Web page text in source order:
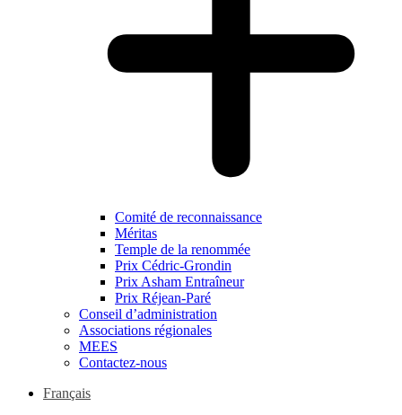
Comité de reconnaissance
Méritas
Temple de la renommée
Prix Cédric-Grondin
Prix Asham Entraîneur
Prix Réjean-Paré
Conseil d’administration
Associations régionales
MEES
Contactez-nous
Français